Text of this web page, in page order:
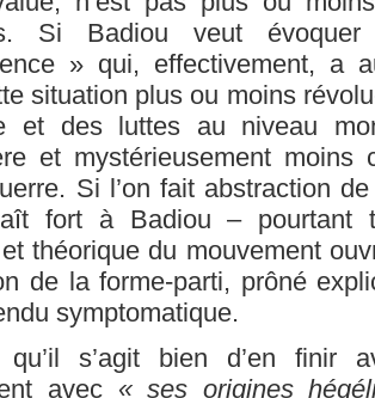
Si Badiou veut
» qui, effectivement, a
situation plus ou moins
et des luttes au niveau
et mystérieusement moins
Si l’on fait abstraction
fort à Badiou – pourtant
théorique du mouvement
de la forme-parti, prôné
symptomatique.
s’agit bien d’en finir
avec « ses origines